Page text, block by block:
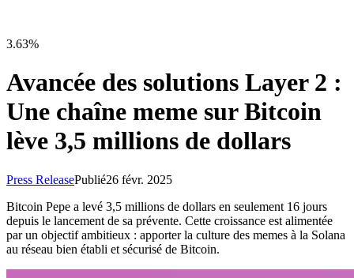
3.63%
Avancée des solutions Layer 2 :
Une chaîne meme sur Bitcoin
lève 3,5 millions de dollars
Press ReleasePublié26 févr. 2025
Bitcoin Pepe a levé 3,5 millions de dollars en seulement 16 jours
depuis le lancement de sa prévente. Cette croissance est alimentée
par un objectif ambitieux : apporter la culture des memes à la Solana
au réseau bien établi et sécurisé de Bitcoin.